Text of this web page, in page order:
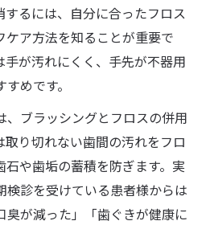
するには、自分に合ったフロス
ケア方法を知ることが重要で
手が汚れにくく、手先が不器用
めです。
、ブラッシングとフロスの併用
り切れない歯間の汚れをフロ
や歯垢の蓄積を防ぎます。実
検診を受けている患者様からは
臭が減った」「歯ぐきが健康に